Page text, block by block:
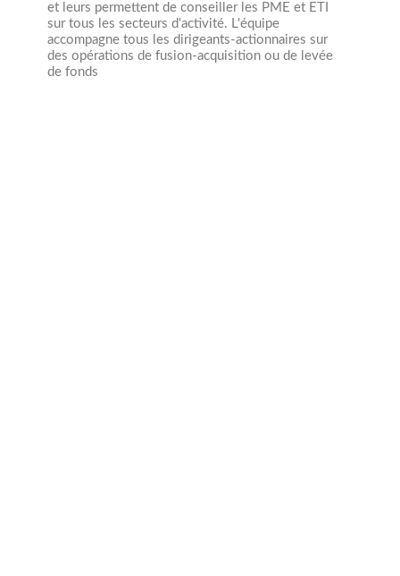
et leurs permettent de conseiller les PME et ETI
sur tous les secteurs d'activité. L'équipe
accompagne tous les dirigeants-actionnaires sur
des opérations de fusion-acquisition ou de levée
de fonds